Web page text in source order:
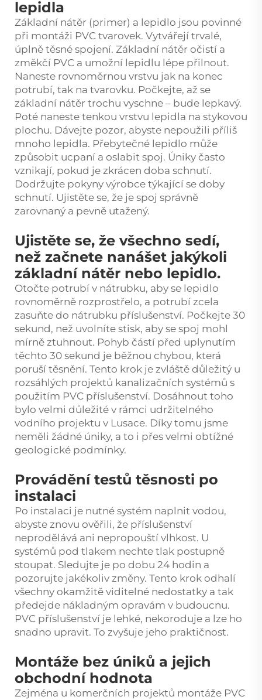
lepidla
Základní nátěr (primer) a lepidlo jsou povinné
při montáži PVC tvarovek. Vytvářejí trvalé,
úplně těsné spojení. Základní nátěr očistí a
změkčí PVC a umožní lepidlu lépe přilnout.
Naneste rovnoměrnou vrstvu jak na konec
potrubí, tak na tvarovku. Počkejte, až se
základní nátěr trochu vyschne – bude lepkavý.
Poté naneste tenkou vrstvu lepidla na stykovou
plochu. Dávejte pozor, abyste nepoužili příliš
mnoho lepidla. Přebytečné lepidlo může
způsobit ucpaní a oslabit spoj. Úniky často
vznikají, pokud je zkrácen doba schnutí.
Dodržujte pokyny výrobce týkající se doby
schnutí. Ujistěte se, že je spoj správně
zarovnaný a pevně utažený.
Ujistěte se, že všechno sedí,
než začnete nanášet jakýkoli
základní nátěr nebo lepidlo.
Otočte potrubí v nátrubku, aby se lepidlo
rovnoměrně rozprostřelo, a potrubí zcela
zasuňte do nátrubku příslušenství. Počkejte 30
sekund, než uvolníte stisk, aby se spoj mohl
mírně ztuhnout. Pohyb částí před uplynutím
těchto 30 sekund je běžnou chybou, která
poruší těsnění. Tento krok je zvláště důležitý u
rozsáhlých projektů kanalizačních systémů s
použitím PVC příslušenství. Dosáhnout toho
bylo velmi důležité v rámci udržitelného
vodního projektu v Lusace. Díky tomu jsme
neměli žádné úniky, a to i přes velmi obtížné
geologické podmínky.
Provádění testů těsnosti po
instalaci
Po instalaci je nutné systém naplnit vodou,
abyste znovu ověřili, že příslušenství
neprodělává ani nepropouští vlhkost. U
systémů pod tlakem nechte tlak postupně
stoupat. Sledujte je po dobu 24 hodin a
pozorujte jakékoliv změny. Tento krok odhalí
všechny okamžitě viditelné nedostatky a tak
předejde nákladným opravám v budoucnu.
PVC příslušenství je lehké, nekoroduje a lze ho
snadno upravit. To zvyšuje jeho praktičnost.
Montáže bez úniků a jejich
obchodní hodnota
Zejména u komerčních projektů montáže PVC